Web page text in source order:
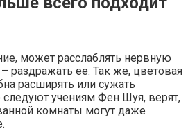
может расслаблять нервную
раздражать ее. Так же, цветовая
расширять или сужать
следуют учениям Фен Шуя, верят,
комнаты могут даже